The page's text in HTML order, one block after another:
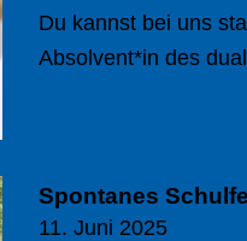
Du kannst bei uns
Absolvent*in des
Spontanes
11. Juni 2025